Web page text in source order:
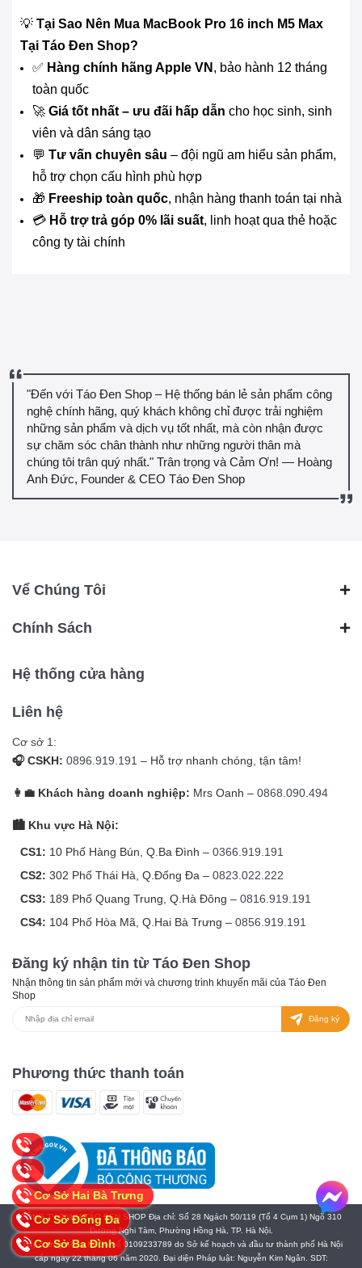
💡 Tại Sao Nên Mua MacBook Pro 16 inch M5 Max
Tại Táo Đen Shop?
✅ Hàng chính hãng Apple VN , bảo hành 12 tháng
toàn quốc
🚀 Giá tốt nhất – ưu đãi hấp dẫn cho học sinh, sinh
viên và dân sáng tạo
💬 Tư vấn chuyên sâu – đội ngũ am hiểu sản phẩm,
hỗ trợ chọn cấu hình phù hợp
🎁 Freeship toàn quốc, nhận hàng thanh toán tại nhà
💳 Hỗ trợ trả góp 0% lãi suất, linh hoạt qua thẻ hoặc
công ty tài chính
"Đến với Táo Đen Shop – Hệ thống bán lẻ sản phẩm công
nghệ chính hãng, quý khách không chỉ được trải nghiệm
những sản phẩm và dịch vụ tốt nhất, mà còn nhận được
sự chăm sóc chân thành như những người thân mà
chúng tôi trân quý nhất." Trân trọng và Cảm Ơn! — Hoàng
Anh Đức, Founder & CEO Táo Đen Shop
Vể Chúng Tôi
Chính Sách
Hệ thống cửa hàng
Liên hệ
Cơ sở 1:
🎧 CSKH: 0896.919.191 – Hỗ trợ nhanh chóng, tận tâm!
👩‍💼 Khách hàng doanh nghiệp: Mrs Oanh – 0868.090.494
🏙️ Khu vực Hà Nội:
CS1: 10 Phố Hàng Bún, Q.Ba Đình – 0366.919.191
CS2: 302 Phố Thái Hà, Q.Đống Đa – 0823.022.222
CS3: 189 Phố Quang Trung, Q.Hà Đông – 0816.919.191
CS4: 104 Phố Hòa Mã, Q.Hai Bà Trưng – 0856.919.191
Đăng ký nhận tin từ Táo Đen Shop
Nhận thông tin sản phẩm mới và chương trình khuyến mãi của Táo Đen
Shop
Đăng ký
Phương thức thanh toán
CÔNG TY TNHH TÁO ĐEN SHOP Địa chỉ: Số 28 Ngách 50/119 (Tổ 4 Cụm 1) Ngõ 310
Đường Nghi Tàm, Phường Hồng Hà, TP. Hà Nội.
Giấy chứng nhận ĐKDN số 0109233789 do Sở kế hoạch và đầu tư thành phố Hà Nội
cấp ngày 22 tháng 06 năm 2020. Đại diện Pháp luật: Nguyễn Kim Ngân. SDT:
Cơ Sở Ba Đình
Cơ Sở Đống Đa
Cơ Sở Hai Bà Trưng